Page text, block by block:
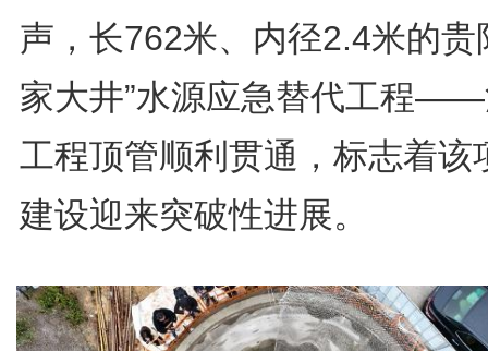
声，长762米、内径2.4米的贵
家大井”水源应急替代工程
工程顶管顺利贯通，标志着该
建设迎来突破性进展。